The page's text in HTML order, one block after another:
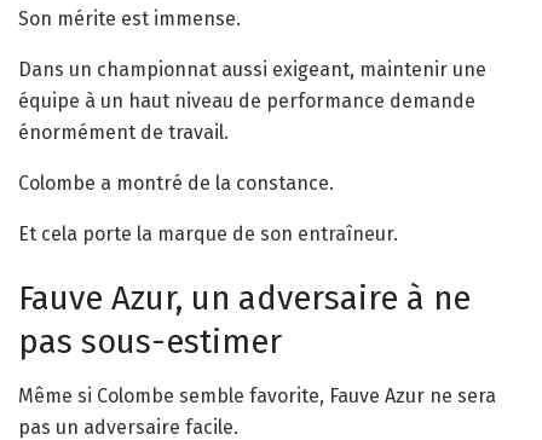
Son mérite est immense.
Dans un championnat aussi exigeant, maintenir une
équipe à un haut niveau de performance demande
énormément de travail.
Colombe a montré de la constance.
Et cela porte la marque de son entraîneur.
Fauve Azur, un adversaire à ne
pas sous-estimer
Même si Colombe semble favorite, Fauve Azur ne sera
pas un adversaire facile.